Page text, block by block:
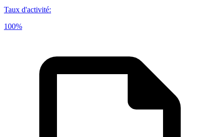
Taux d'activité:
100%